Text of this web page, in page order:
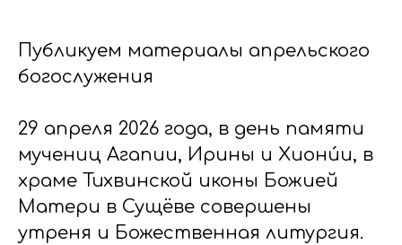
Публикуем материалы апрельского
богослужения
29 апреля 2026 года, в день памяти
мучениц Агапии, Ирины и Хиони́и, в
храме Тихвинской иконы Божией
Матери в Сущёве совершены
утреня и Божественная литургия.